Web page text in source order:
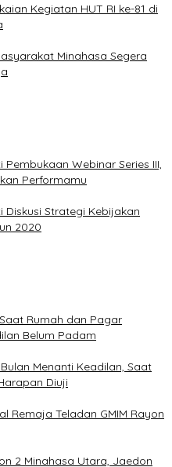
Kegiatan HUT RI ke-81 di
Minahasa Segera
Webinar Series III,
Performamu
Diskusi Strategi Kebijakan
2020
Rumah dan Pagar
Belum Padam
Menanti Keadilan, Saat
Diuji
Remaja Teladan GMIM Rayon
2 Minahasa Utara, Jaedon